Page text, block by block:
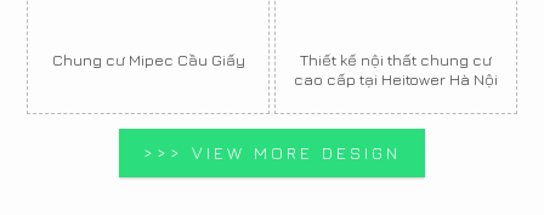
Chung cư Mipec Cầu Giấy
Thiết kế nội thất chung cư
cao cấp tại Heitower Hà Nội
>>> VIEW MORE DESIGN